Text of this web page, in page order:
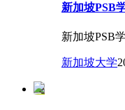
新加坡PSB
新加坡PSB
新加坡大学